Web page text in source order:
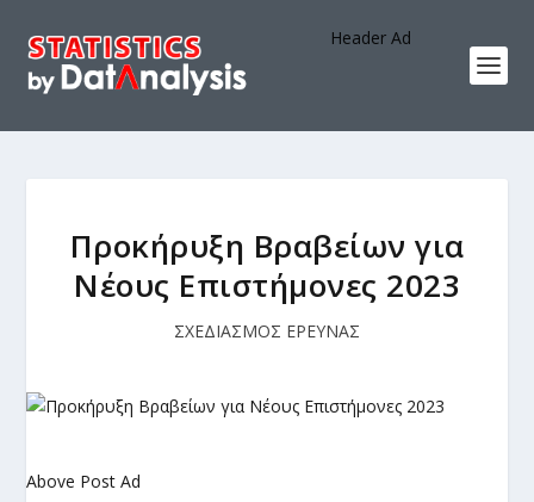
Header Ad
Προκήρυξη Βραβείων για
Νέους Επιστήμονες 2023
ΣΧΕΔΙΑΣΜΟΣ ΕΡΕΥΝΑΣ
Above Post Ad